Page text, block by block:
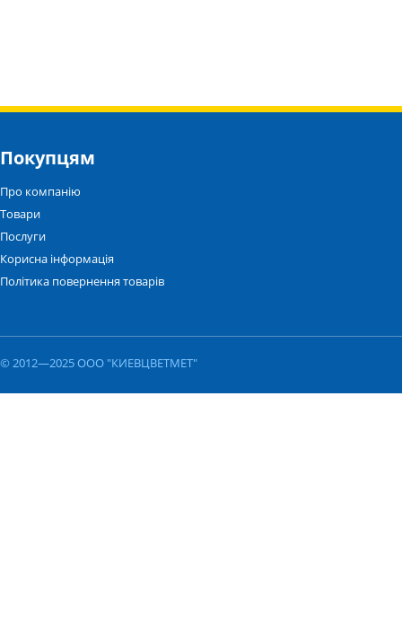
Покупцям
Про компанію
Товари
Послуги
Корисна інформація
Політика повернення товарів
© 2012—2025 ООО "КИЕВЦВЕТМЕТ"